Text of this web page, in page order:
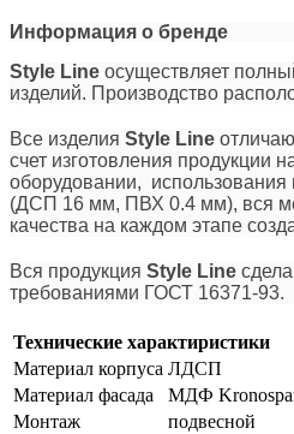
Информация о бренде
Style Line осуществляет
изделий. Производство
Все изделия Style Line
счет изготовления продукции
оборудовании, использования
(ДСП 16 мм, ПВХ 0.4 мм), вся
качества на каждом этапе
Вся продукция Style Line
требованиями ГОСТ 16371-93.
Технические характиристики
Материал корпуса ЛДСП
Материал фасада
МДФ
Монтаж
подвесной